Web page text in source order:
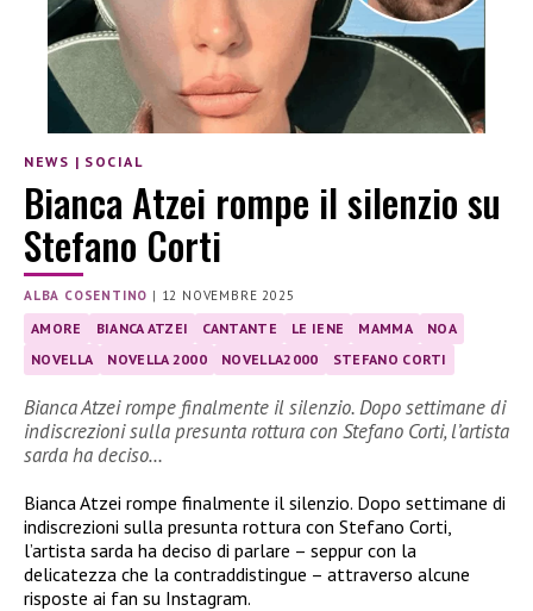
NEWS | SOCIAL
Bianca Atzei rompe il silenzio su
Stefano Corti
ALBA COSENTINO | 12 NOVEMBRE 2025
AMORE BIANCA ATZEI CANTANTE LE IENE MAMMA
NOA
NOVELLA
NOVELLA 2000 NOVELLA2000 STEFANO CORTI
Bianca Atzei rompe finalmente il silenzio. Dopo settimane di
indiscrezioni sulla presunta rottura con Stefano Corti, l’artista
sarda ha deciso…
Bianca Atzei rompe finalmente il silenzio. Dopo settimane di
indiscrezioni sulla presunta rottura con Stefano Corti,
l’artista sarda ha deciso di parlare – seppur con la
delicatezza che la contraddistingue – attraverso alcune
risposte ai fan su Instagram.